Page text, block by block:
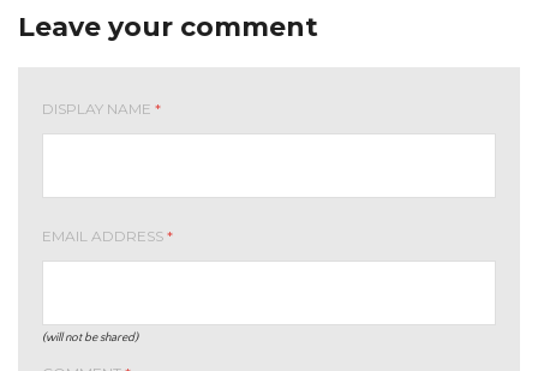
Leave your comment
DISPLAY NAME *
EMAIL ADDRESS *
(will not be shared)